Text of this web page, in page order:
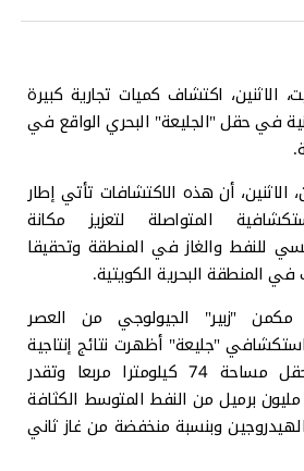
الاثنين، اكتشاف كميات تجارية كبيرة
في حقل "الجليعة" البحري الواقع في
أن هذه الاكتشافات تأتي إطار
المتواصلة لتعزيز مكانة
للنفط والغاز في المنطقة وتحقيقا
المنطقة البحرية الكويتية.
مكمن "زبير" الجيولوجي من العصر
"جليعة" أظهرت نتائج إنتاجية
مبشرة، إذ يغطي الحقل مساحة 74 كيلومترا مربعا وتقدر
بحوالي 800 مليون برميل من النفط المتوسط الكثافة
وبنسبة منخفضة من غاز ثاني